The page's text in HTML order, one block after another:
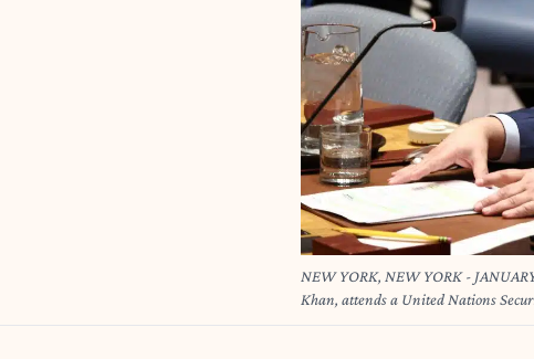
NEW YORK, NEW YORK -
Khan, attends a United Nations
Nations headquarters on January 27,